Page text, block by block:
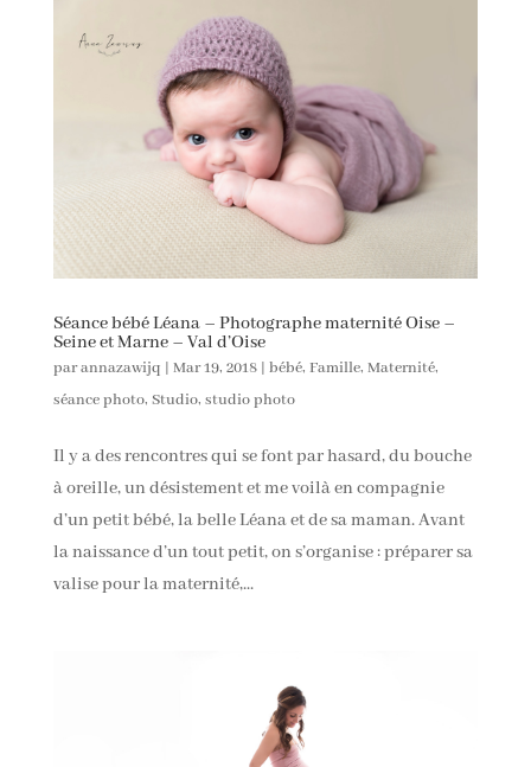
Séance bébé Léana – Photographe maternité Oise –
Seine et Marne – Val d’Oise
parannazawijq | Mar 19, 2018| bébé, Famille, Maternité,
séance photo, Studio, studio photo
Il y a des rencontres qui se font par hasard, du bouche
à oreille, un désistement et me voilà en compagnie
d’un petit bébé, la belle Léana et de sa maman. Avant
la naissance d’un tout petit, on s’organise : préparer sa
valise pour la maternité,...